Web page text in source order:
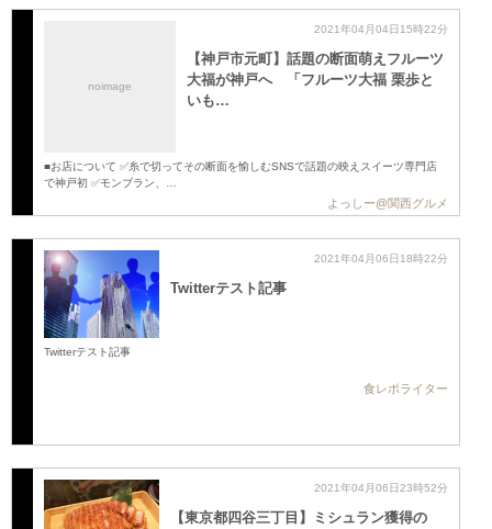
noimage
2021年04月04日15時22分
【神戸市元町】話題の断面萌えフルーツ
大福が神戸へ 「フルーツ大福 栗歩と
いも…
■お店について ✅糸で切ってその断面を愉しむSNSで話題の映えスイーツ専門店
で神戸初 ✅モンブラン、…
よっしー@関西グルメ
2021年04月06日18時22分
Twitterテスト記事
Twitterテスト記事
食レポライター
2021年04月06日23時52分
【東京都四谷三丁目】ミシュラン獲得の